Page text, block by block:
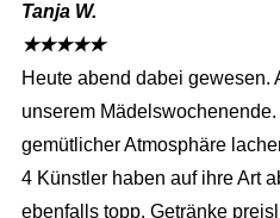
Tanja W.
★★★★★
Heute abend dabei gewesen.
unserem
gemütlicher Atmosphäre
4 Künstler haben auf ihre Art
ebenfalls topp. Getränke